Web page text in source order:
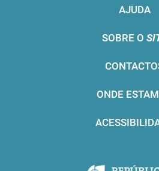
AJUDA
SOBRE O
ONDE